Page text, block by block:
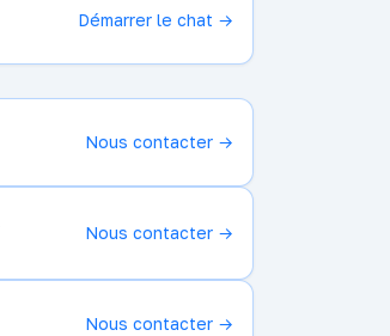
Démarrer le chat →
Nous contacter →
Nous contacter →
Nous contacter →